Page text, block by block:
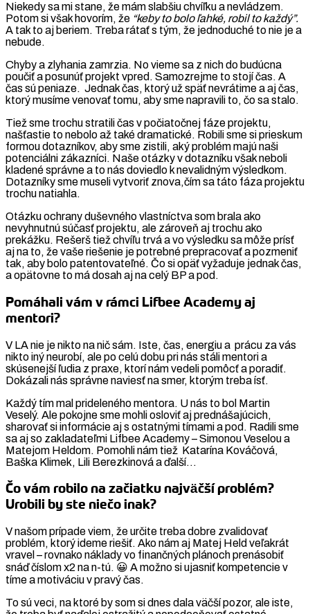
Niekedy sa mi stane, že mám slabšiu chvíľku a nevládzem.
Potom si však hovorím, že “keby to bolo ľahké, robil to každý”.
A tak to aj beriem. Treba rátať s tým, že jednoduché to nie je a
nebude.
Chyby a zlyhania zamrzia. No vieme sa z nich do budúcna
poučiť a posunúť projekt vpred. Samozrejme to stojí čas. A
čas sú peniaze. Jednak čas, ktorý už späť nevrátime a aj čas,
ktorý musíme venovať tomu, aby sme napravili to, čo sa stalo.
Tiež sme trochu stratili čas v počiatočnej fáze projektu,
našťastie to nebolo až také dramatické. Robili sme si prieskum
formou dotazníkov, aby sme zistili, aký problém majú naši
potenciálni zákazníci. Naše otázky v dotazníku však neboli
kladené správne a to nás doviedlo k nevalidným výsledkom.
Dotazníky sme museli vytvoriť znova,čím sa táto fáza projektu
trochu natiahla.
Otázku ochrany duševného vlastníctva som brala ako
nevyhnutnú súčasť projektu, ale zároveň aj trochu ako
prekážku. Rešerš tiež chvíľu trvá a vo výsledku sa môže prísť
aj na to, že vaše riešenie je potrebné prepracovať a pozmeniť
tak, aby bolo patentovateľné. Čo si opäť vyžaduje jednak čas,
a opätovne to má dosah aj na celý BP a pod.
Pomáhali vám v rámci Lifbee Academy aj
mentori?
V LA nie je nikto na nič sám. Iste, čas, energiu a prácu za vás
nikto iný neurobí, ale po celú dobu pri nás stáli mentori a
skúsenejší ľudia z praxe, ktorí nám vedeli pomôcť a poradiť.
Dokázali nás správne naviesť na smer, ktorým treba ísť.
Každý tím mal prideleného mentora. U nás to bol Martin
Veselý. Ale pokojne sme mohli osloviť aj prednášajúcich,
sharovať si informácie aj s ostatnými tímami a pod. Radili sme
sa aj so zakladateľmi Lifbee Academy – Simonou Veselou a
Matejom Heldom. Pomohli nám tiež Katarína Kováčová,
Baška Klimek, Lili Berezkinová a ďalší…
Čo vám robilo na začiatku najväčší problém?
Urobili by ste niečo inak?
V našom prípade viem, že určite treba dobre zvalidovať
problém, ktorý ideme riešiť. Ako nám aj Matej Held veľakrát
vravel – rovnako náklady vo finančných plánoch prenásobiť
snáď číslom x2 na n-tú. 😀 A možno si ujasniť kompetencie v
tíme a motiváciu v pravý čas.
To sú veci, na ktoré by som si dnes dala väčší pozor, ale iste,